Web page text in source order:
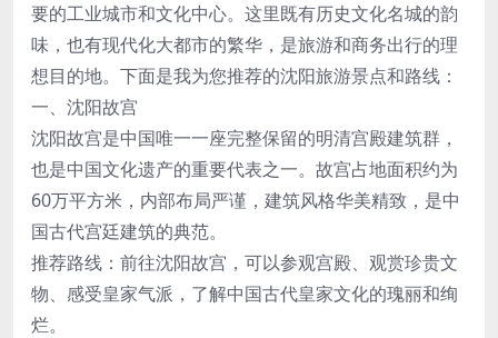
要的工业城市和文化中心。这里既有历史文化名城的韵
味，也有现代化大都市的繁华，是旅游和商务出行的理
想目的地。下面是我为您推荐的沈阳旅游景点和路线：
一、沈阳故宫
沈阳故宫是中国唯一一座完整保留的明清宫殿建筑群，
也是中国文化遗产的重要代表之一。故宫占地面积约为
60万平方米，内部布局严谨，建筑风格华美精致，是中
国古代宫廷建筑的典范。
推荐路线：前往沈阳故宫，可以参观宫殿、观赏珍贵文
物、感受皇家气派，了解中国古代皇家文化的瑰丽和绚
烂。